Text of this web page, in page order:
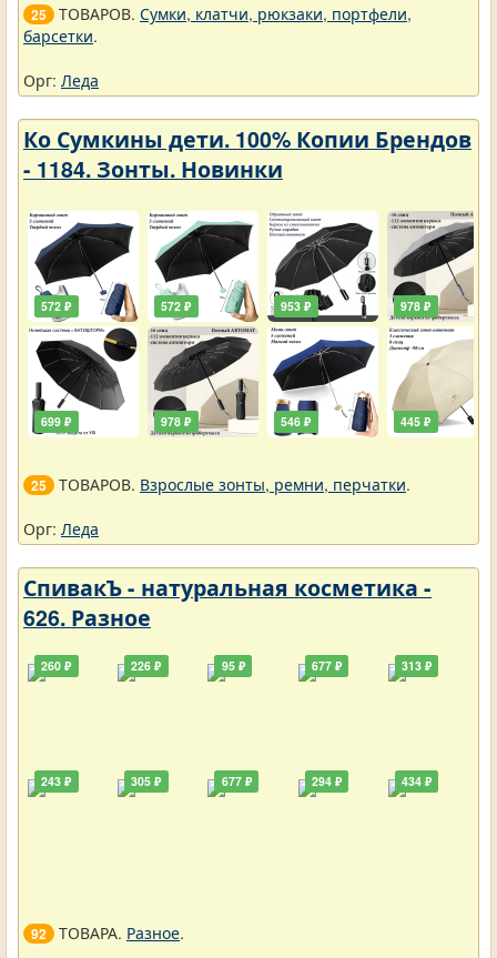
25 ТОВАРОВ. Сумки, клатчи, рюкзаки, портфели,
барсетки.
Орг: Леда
Ко Сумкины дети. 100% Копии Брендов
- 1184. Зонты. Новинки
572 ₽
699 ₽
572 ₽
978 ₽
953 ₽
546 ₽
978 ₽
445 ₽
25 ТОВАРОВ. Взрослые зонты, ремни, перчатки.
Орг: Леда
СпивакЪ - натуральная косметика -
626. Разное
260 ₽
243 ₽
226 ₽
305 ₽
95 ₽
677 ₽
677 ₽
294 ₽
313 ₽
434 ₽
92 ТОВАРА. Разное.